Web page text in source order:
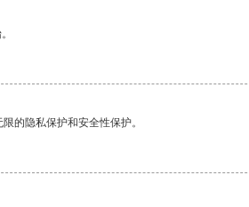
的隐私保护和安全性保护。